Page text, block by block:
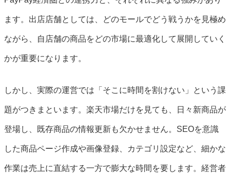
ます。出店店舗としては、どのモールでどう戦うかを見極め
ながら、自店舗の商品をどの市場に最適化して展開していく
かが重要になります。
しかし、実際の運営では「そこに時間を割けない」という課
題がつきまといます。楽天市場だけを見ても、日々新商品が
登場し、既存商品の情報更新も欠かせません。SEOを意識
した商品ページ作成や画像登録、カテゴリ設定など、細かな
作業は売上に直結する一方で膨大な時間を要します。経営者